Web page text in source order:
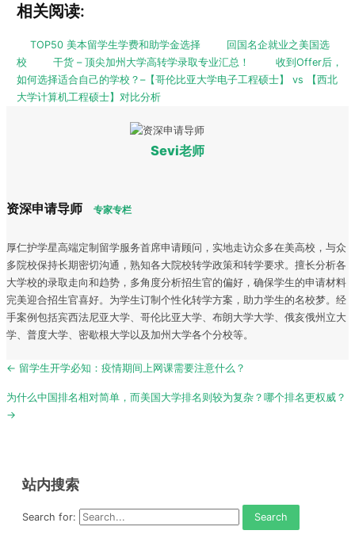
相关阅读:
TOP50 美本留学生学费和助学金选择
回国名企就业之美国选
校
干货 – 顶尖加州大学高转学录取专业汇总！
收到Offer后，
如何选择适合自己的学校？–【哥伦比亚大学电子工程硕士】 vs 【西北
大学计算机工程硕士】对比分析
Sevi老师
资深申请导师 专家专栏
厚仁护学星高端定制留学服务首席申请顾问，实地走访众多在美高校，与众
多院校保持长期密切沟通，熟知各大院校转学政策和转学要求。擅长分析各
大学校的录取走向和趋势，多角度分析招生官的偏好，确保学生的申请材料
完美迎合招生官喜好。为学生订制个性化转学方案，助力学生的名校梦。经
手案例包括宾西法尼亚大学、哥伦比亚大学、布朗大学大学、俄亥俄州立大
学、普度大学、密歇根大学以及加州大学各个分校等。
Post
← 留学生开学必知：疫情期间上网课需要注意什么？
为什么中国排名相对简单，而美国大学排名则较为复杂？哪个排名更权威？
→
站内搜索
Search for: